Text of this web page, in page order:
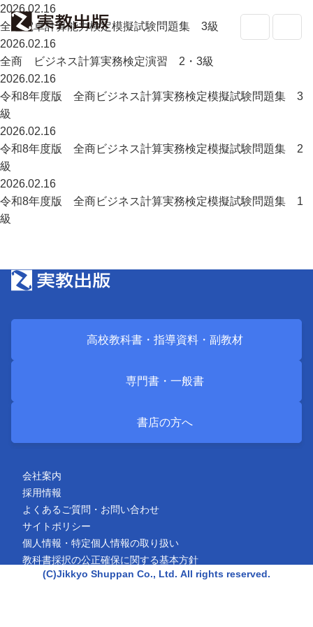
会社案内
採用情報
教科書採択の公正確保に関する基本方針
2026.02.16
全経電卓計算能力検定模擬試験問題集 3級
2026.02.16
全商 ビジネス計算実務検定演習 2・3級
2026.02.16
令和8年度版 全商ビジネス計算実務検定模擬試験問題集 3
級
2026.02.16
令和8年度版 全商ビジネス計算実務検定模擬試験問題集 2
級
2026.02.16
令和8年度版 全商ビジネス計算実務検定模擬試験問題集 1
級
高校教科書・ 指導資料・ 副教材
専門書・ 一般書
書店の方へ
会社案内
採用情報
よくあるご質問・お問い合わせ
サイトポリシー
個人情報・特定個人情報の取り扱い
教科書採択の公正確保に関する基本方針
(C)Jikkyo Shuppan Co., Ltd. All rights reserved.